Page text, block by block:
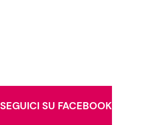
SEGUICI SU FACEBOOK